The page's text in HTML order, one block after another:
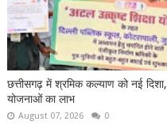
छत्तीसगढ़ में श्रमिक कल्याण को नई
योजनाओं का लाभ
August 07, 2026 0